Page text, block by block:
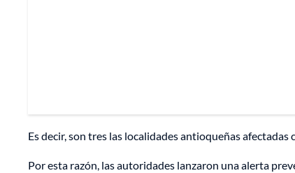
Es decir, son tres las localidades antioqueñas afectadas
Por esta razón, las autoridades lanzaron una alerta